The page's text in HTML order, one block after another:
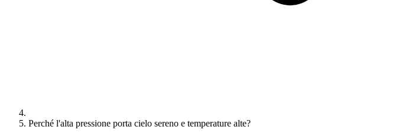
Perché l'alta pressione porta cielo sereno e temperature alte?